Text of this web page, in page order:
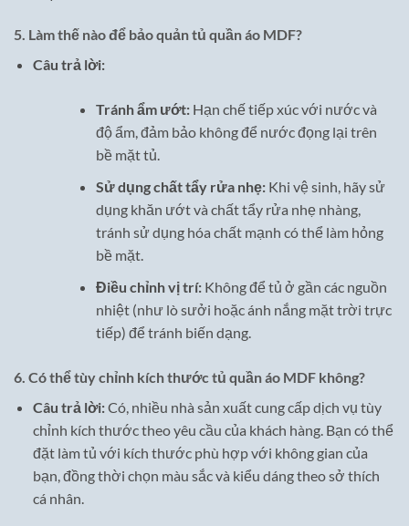
5. Làm thế nào để bảo quản tủ quần áo MDF?
Câu trả lời:
Tránh ẩm ướt:Hạn chế tiếp xúc với nước và
độ ẩm, đảm bảo không để nước đọng lại trên
bề mặt tủ.
Sử dụng chất tẩy rửa nhẹ:Khi vệ sinh, hãy sử
dụng khăn ướt và chất tẩy rửa nhẹ nhàng,
tránh sử dụng hóa chất mạnh có thể làm hỏng
bề mặt.
Điều chỉnh vị trí:Không để tủ ở gần các nguồn
nhiệt (như lò sưởi hoặc ánh nắng mặt trời trực
tiếp) để tránh biến dạng.
6. Có thể tùy chỉnh kích thước tủ quần áo MDF không?
Câu trả lời:Có, nhiều nhà sản xuất cung cấp dịch vụ tùy
chỉnh kích thước theo yêu cầu của khách hàng. Bạn có thể
đặt làm tủ với kích thước phù hợp với không gian của
bạn, đồng thời chọn màu sắc và kiểu dáng theo sở thích
cá nhân.